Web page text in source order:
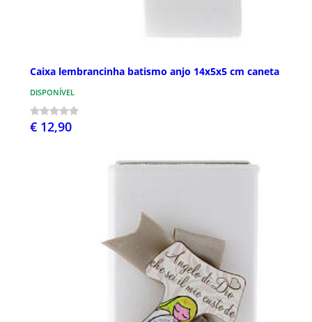
Caixa lembrancinha batismo anjo 14x5x5 cm caneta
DISPONÍVEL
€ 12,90